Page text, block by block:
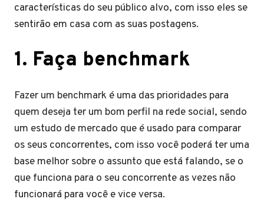
características do seu público alvo, com isso eles se
sentirão em casa com as suas postagens.
1. Faça benchmark
Fazer um benchmark é uma das prioridades para
quem deseja ter um bom perfil na rede social, sendo
um estudo de mercado que é usado para comparar
os seus concorrentes, com isso você poderá ter uma
base melhor sobre o assunto que está falando, se o
que funciona para o seu concorrente as vezes não
funcionará para você e vice versa.